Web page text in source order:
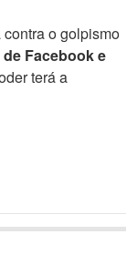
o golpismo
Facebook e
terá a